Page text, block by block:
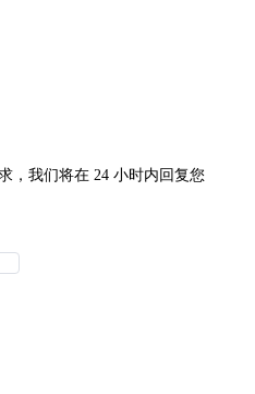
，我们将在 24 小时内回复您